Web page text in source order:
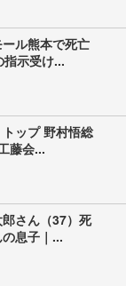
ル熊本で死亡
示受け...
ップ 野村悟総
藤会...
さん（37）死
息子｜...